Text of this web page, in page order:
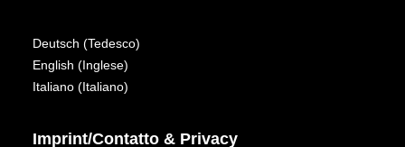
Deutsch (Tedesco)
English (Inglese)
Italiano (Italiano)
Imprint/Contatto & Privacy